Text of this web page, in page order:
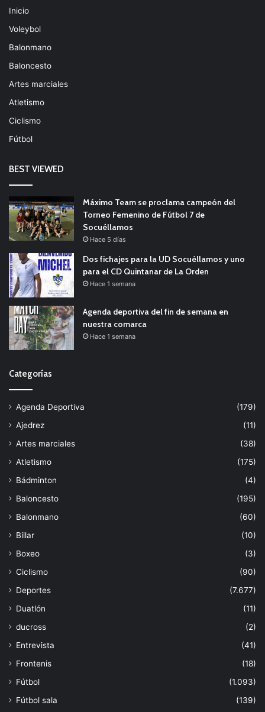
Inicio
Voleybol
Balonmano
Baloncesto
Artes marciales
Atletismo
Ciclismo
Fútbol
BEST VIEWED
Máximo Team se proclama campeón del
Torneo Femenino de Fútbol 7 de
Socuéllamos
Hace 5 días
Dos fichajes para la UD Socuéllamos y uno
para el CD Quintanar de La Orden
Hace 1 semana
Agenda deportiva del fin de semana en
nuestra comarca
Hace 1 semana
Categorías
Agenda Deportiva
(179)
Ajedrez
(11)
Artes marciales
(38)
Atletismo
(175)
Bádminton
(4)
Baloncesto
(195)
Balonmano
(60)
Billar
(10)
Boxeo
(3)
Ciclismo
(90)
Deportes
(7.677)
Duatlón
(11)
ducross
(2)
Entrevista
(41)
Frontenis
(18)
Fútbol
(1.093)
Fútbol sala
(139)